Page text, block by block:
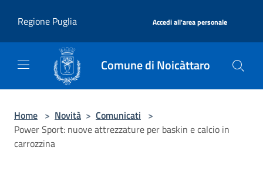
Regione Puglia
Accedi all'area personale
Comune di Noicàttaro
Home > Novità > Comunicati >
Power Sport: nuove attrezzature per baskin e calcio in
carrozzina